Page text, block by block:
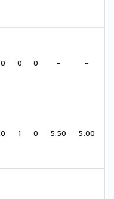
0 0 0 - -
0 1 0 5,50 5,00